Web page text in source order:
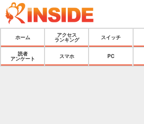
ホーム
アクセス
ランキング
スイッチ
読者
アンケート
スマホ PC